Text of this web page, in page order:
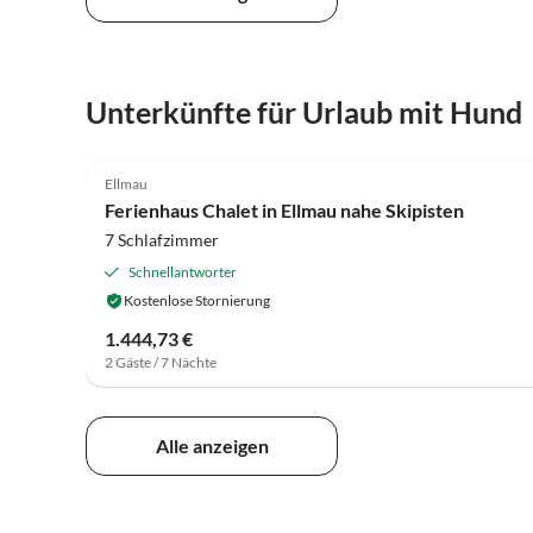
Unterkünfte für Urlaub mit Hund
Ellmau
Ferienhaus Chalet in Ellmau nahe Skipisten
7 Schlafzimmer
Schnellantworter
Kostenlose Stornierung
1.444,73 €
2 Gäste / 7 Nächte
Alle anzeigen